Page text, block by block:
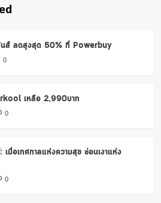
ลดสูงสุด 50% ที่ Powerbuy
0
เหลือ 2,990บาท
0
มื่อเทศกาลแห่งความสุข ซ่อนเงาแห่ง
0